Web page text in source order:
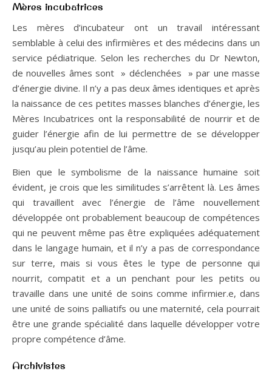
Mères incubatrices
Les mères d’incubateur ont un travail intéressant
semblable à celui des infirmières et des médecins dans un
service pédiatrique. Selon les recherches du Dr Newton,
de nouvelles âmes sont » déclenchées » par une masse
d’énergie divine. Il n’y a pas deux âmes identiques et après
la naissance de ces petites masses blanches d’énergie, les
Mères Incubatrices ont la responsabilité de nourrir et de
guider l’énergie afin de lui permettre de se développer
jusqu’au plein potentiel de l’âme.
Bien que le symbolisme de la naissance humaine soit
évident, je crois que les similitudes s’arrêtent là. Les âmes
qui travaillent avec l’énergie de l’âme nouvellement
développée ont probablement beaucoup de compétences
qui ne peuvent même pas être expliquées adéquatement
dans le langage humain, et il n’y a pas de correspondance
sur terre, mais si vous êtes le type de personne qui
nourrit, compatit et a un penchant pour les petits ou
travaille dans une unité de soins comme infirmier.e, dans
une unité de soins palliatifs ou une maternité, cela pourrait
être une grande spécialité dans laquelle développer votre
propre compétence d’âme.
Archivistes